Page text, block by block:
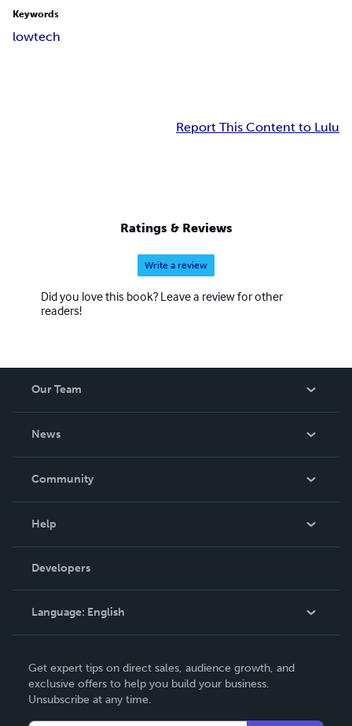
Keywords
lowtech
Report This Content to Lulu
Ratings & Reviews
Write a review
Did you love this book? Leave a review for other
readers!
Our Team
News
In The News
Community
Podcast
Help
Order Lookup
Knowledge Base
Contact Support
Developers
Language: English
Deutsch
Français
Get expert tips on direct sales, audience growth, and
exclusive offers to help you build your business.
Unsubscribe at any time.